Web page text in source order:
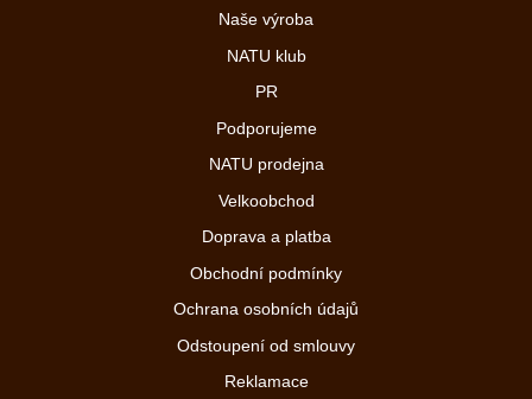
Naše výroba
NATU klub
PR
Podporujeme
NATU prodejna
Velkoobchod
Doprava a platba
Obchodní podmínky
Ochrana osobních údajů
Odstoupení od smlouvy
Reklamace